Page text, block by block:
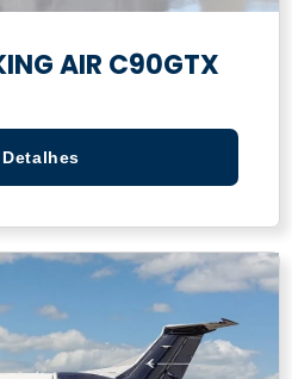
AIR C90GTX
Detalhes